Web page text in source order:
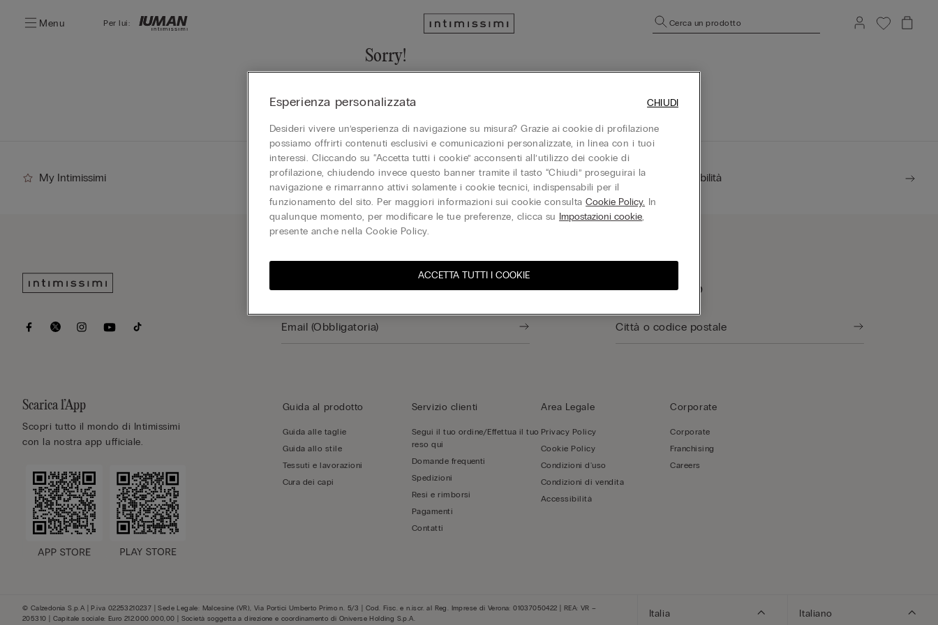
Menu Per lui: Cerca un prodotto
Sorry!
My Intimissimi Gift Card Sostenibilità
Scarica l’App
Scopri tutto il mondo di Intimissimi
con la nostra app ufficiale.
Iscriviti alla newsletter Trova un negozio
Guida al prodotto
Guida alle taglie
Guida allo stile
Tessuti e lavorazioni
Cura dei capi
Servizio clienti
Segui il tuo ordine/Effettua il tuo
reso qui
Domande frequenti
Spedizioni
Resi e rimborsi
Pagamenti
Contatti
Area Legale
Privacy Policy
Cookie Policy
Condizioni d'uso
Condizioni di vendita
Accessibilità
Corporate
Corporate
Franchising
Careers
© Calzedonia S.p.A | P.iva 02253210237 | Sede Legale: Malcesine (VR), Via Portici Umberto Primo n. 5/3 | Cod. Fisc. e n.iscr. al Reg. Imprese di Verona: 01037050422 | REA: VR –
205310 | Capitale sociale: Euro 212.000.000,00 | Società soggetta a direzione e coordinamento di Oniverse Holding S.p.A.
Italia Italiano
Esperienza personalizzata
Desideri vivere un’esperienza di navigazione su misura? Grazie ai cookie di profilazione
possiamo offrirti contenuti esclusivi e comunicazioni personalizzate, in linea con i tuoi
interessi. Cliccando su “Accetta tutti i cookie” acconsenti all’utilizzo dei cookie di
profilazione, chiudendo invece questo banner tramite il tasto “Chiudi” proseguirai la
navigazione e rimarranno attivi solamente i cookie tecnici, indispensabili per il
funzionamento del sito. Per maggiori informazioni sui cookie consultaCookie Policy. In
qualunque momento, per modificare le tue preferenze, clicca su Impostazioni cookie,
presente anche nella Cookie Policy.
ACCETTA TUTTI I COOKIE
CHIUDI